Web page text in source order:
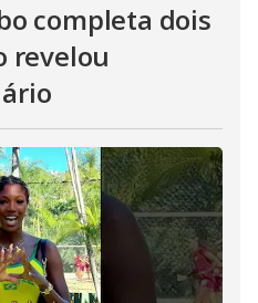
completa dois
revelou